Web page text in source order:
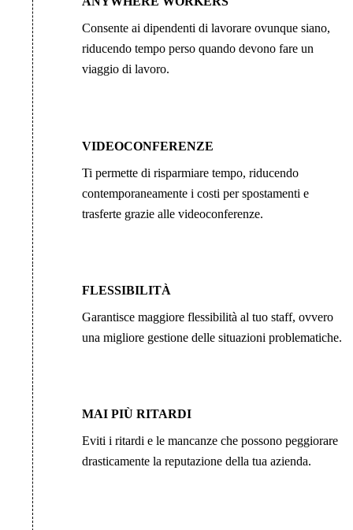
Consente ai dipendenti di lavorare ovunque siano,
riducendo tempo perso quando devono fare un
viaggio di lavoro.
VIDEOCONFERENZE
Ti permette di risparmiare tempo, riducendo
contemporaneamente i costi per spostamenti e
trasferte grazie alle videoconferenze.
FLESSIBILITÀ
Garantisce maggiore flessibilità al tuo staff, ovvero
una migliore gestione delle situazioni problematiche.
MAI PIÙ RITARDI
Eviti i ritardi e le mancanze che possono peggiorare
drasticamente la reputazione della tua azienda.